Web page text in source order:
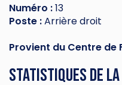
Numéro :13
Poste :Arrière droit
Provient du Centre de
Statistiques de